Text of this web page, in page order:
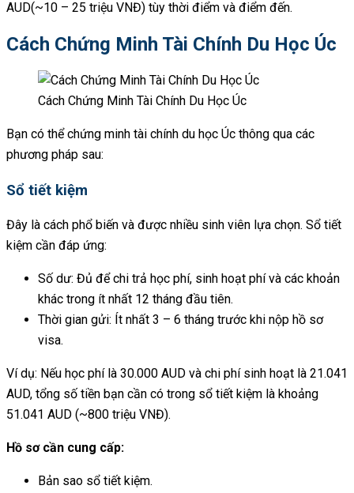
AUD(~10 – 25 triệu VNĐ) tùy thời điểm và điểm đến.
Cách Chứng Minh Tài Chính Du Học Úc
Cách Chứng Minh Tài Chính Du Học Úc
Bạn có thể chứng minh tài chính du học Úc thông qua các
phương pháp sau:
Sổ tiết kiệm
Đây là cách phổ biến và được nhiều sinh viên lựa chọn. Sổ tiết
kiệm cần đáp ứng:
Số dư: Đủ để chi trả học phí, sinh hoạt phí và các khoản
khác trong ít nhất 12 tháng đầu tiên.
Thời gian gửi: Ít nhất 3 – 6 tháng trước khi nộp hồ sơ
visa.
Ví dụ: Nếu học phí là 30.000 AUD và chi phí sinh hoạt là 21.041
AUD, tổng số tiền bạn cần có trong sổ tiết kiệm là khoảng
51.041 AUD (~800 triệu VNĐ).
Hồ sơ cần cung cấp:
Bản sao sổ tiết kiệm.